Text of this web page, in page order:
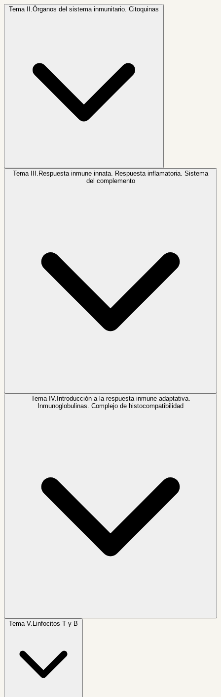
Tema II.
Tema III. Respuesta inmune innata. Respuesta inflamatoria. Sistema
del complemento
Tema IV. Introducción a la respuesta inmune adaptativa.
Tema V.